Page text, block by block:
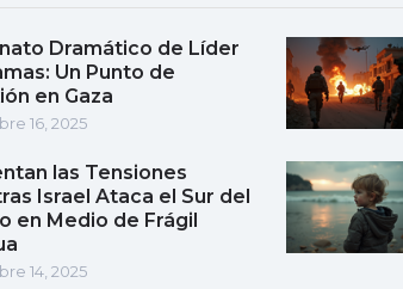
Dramático de Líder
Un Punto de
en Gaza
16, 2025
las Tensiones
Israel Ataca el Sur del
en Medio de Frágil
14, 2025